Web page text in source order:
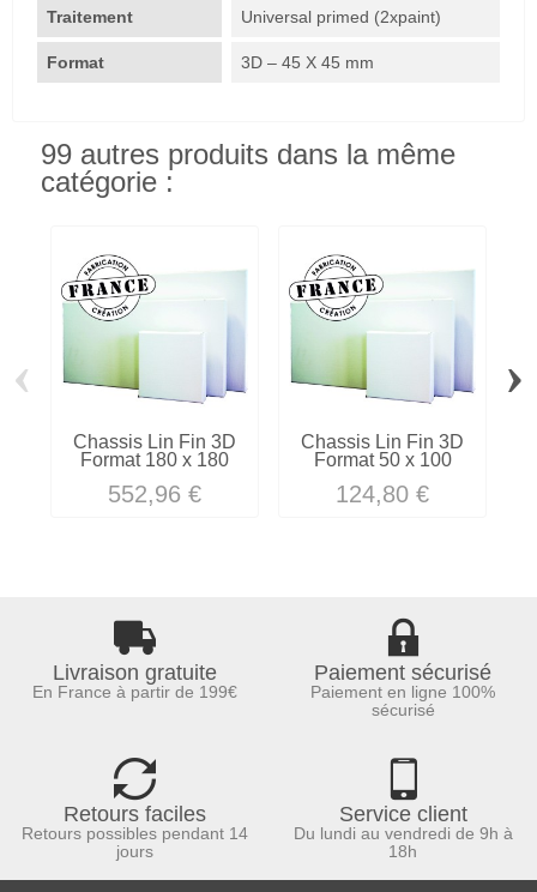
Traitement Universal primed (2xpaint)
Format 3D – 45 X 45 mm
99 autres produits dans la même
catégorie :
Chassis Lin Fin 3D
Format 180 x 180
552,96 €
Chassis Lin Fin 3D
Format 50 x 100
124,80 €
‹ ›
Livraison gratuite
En France à partir de 199€
Paiement sécurisé
Paiement en ligne 100%
sécurisé
Retours faciles
Retours possibles pendant 14
jours
Service client
Du lundi au vendredi de 9h à
18h